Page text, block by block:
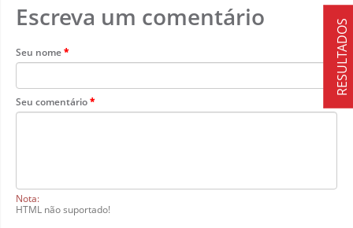
Escreva um comentário
Seu nome
Seu comentário
Nota:
HTML não suportado!
RESULTADOS